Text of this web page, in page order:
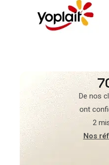
De nos
ont
2
Nos